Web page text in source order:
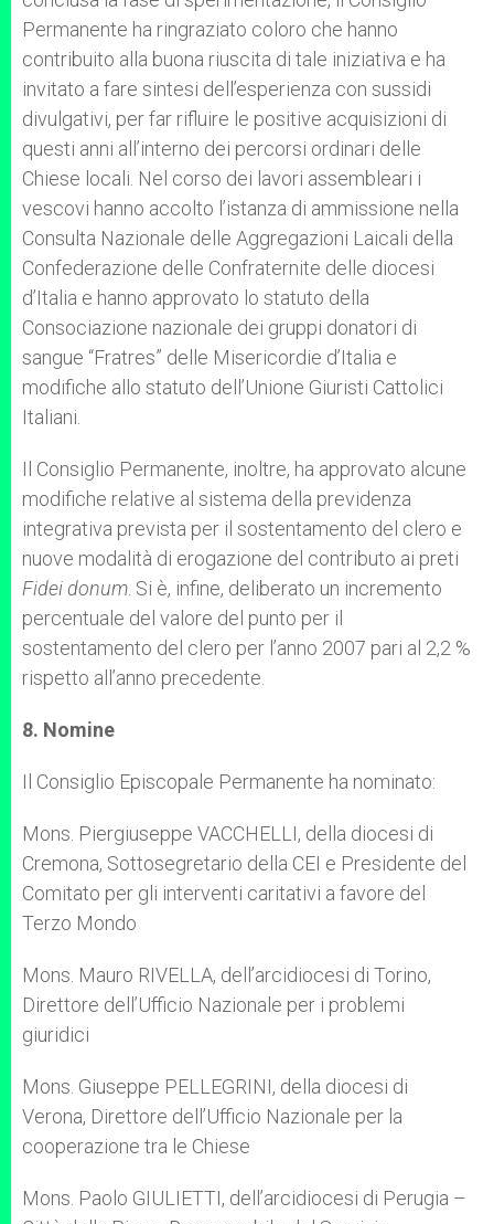
Permanente ha ringraziato coloro che hanno
contribuito alla buona riuscita di tale iniziativa e ha
invitato a fare sintesi dell’esperienza con sussidi
divulgativi, per far rifluire le positive acquisizioni di
questi anni all’interno dei percorsi ordinari delle
Chiese locali. Nel corso dei lavori assembleari i
vescovi hanno accolto l’istanza di ammissione nella
Consulta Nazionale delle Aggregazioni Laicali della
Confederazione delle Confraternite delle diocesi
d’Italia e hanno approvato lo statuto della
Consociazione nazionale dei gruppi donatori di
sangue “Fratres” delle Misericordie d’Italia e
modifiche allo statuto dell’Unione Giuristi Cattolici
Italiani.
Il Consiglio Permanente, inoltre, ha approvato alcune
modifiche relative al sistema della previdenza
integrativa prevista per il sostentamento del clero e
nuove modalità di erogazione del contributo ai preti
Fidei donum . Si è, infine, deliberato un incremento
percentuale del valore del punto per il
sostentamento del clero per l’anno 2007 pari al 2,2 %
rispetto all’anno precedente.
8. Nomine
Il Consiglio Episcopale Permanente ha nominato:
Mons. Piergiuseppe VACCHELLI, della diocesi di
Cremona, Sottosegretario della CEI e Presidente del
Comitato per gli interventi caritativi a favore del
Terzo Mondo
Mons. Mauro RIVELLA, dell’arcidiocesi di Torino,
Direttore dell’Ufficio Nazionale per i problemi
giuridici
Mons. Giuseppe PELLEGRINI, della diocesi di
Verona, Direttore dell’Ufficio Nazionale per la
cooperazione tra le Chiese
Mons. Paolo GIULIETTI, dell’arcidiocesi di Perugia –